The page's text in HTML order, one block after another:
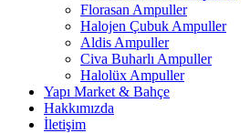
Florasan Ampuller
Halojen Çubuk Ampuller
Aldis Ampuller
Civa Buharlı Ampuller
Halolüx Ampuller
Yapı Market & Bahçe
Hakkımızda
İletişim